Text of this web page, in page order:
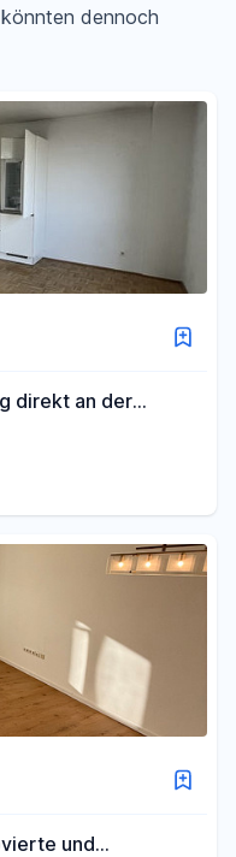
m²
Fläche zurücksetzen
dennoch
direkt an der
oder Studenten!
und